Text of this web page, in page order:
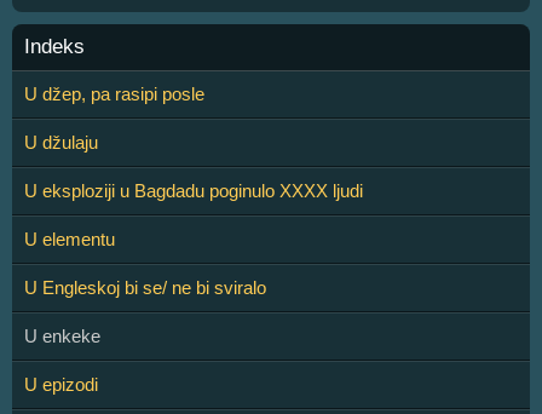
Indeks
U džep, pa rasipi posle
U džulaju
U eksploziji u Bagdadu poginulo XXXX ljudi
U elementu
U Engleskoj bi se/ ne bi sviralo
U enkeke
U epizodi